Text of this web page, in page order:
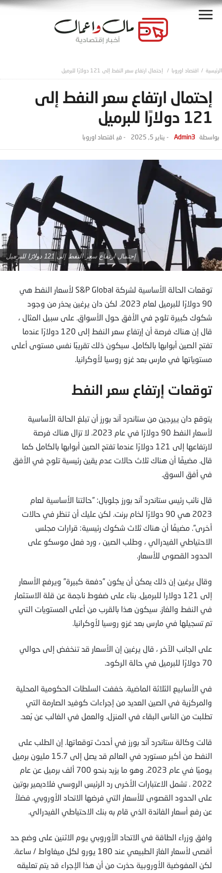
اقتصاد اوروبا إحتمال ارتفاع سعر النفط إلى 121 دولارًا للبرميل
إحتمال ارتفاع سعر النفط إلى
121 دولارًا للبرميل
Admin3
- يناير 5, 2025 - ‎في اقتصاد اوروبا
إحتمال ارتفاع سعر النفط إلى 121 دولارًا للبرميل
توقعات الحالة الأساسية لشركة S&P Global لأسعار النفط هي
90 دولارًا للبرميل لعام 2023. لكن دان يرغين يحذر من وجود
شكوك كبيرة تلوح في الأفق حول الأسواق. على سبيل المثال ،
قال إن هناك فرصة أن إرتفاع سعر النفط إلى 120 دولارًا عندما
تفتح الصين أبوابها بالكامل. سيكون ذلك تقريبًا نفس مستوى أعلى
مستوياتها في مارس بعد غزو روسيا لأوكرانيا.
توقعات إرتفاع سعر النفط
يتوقع دان ييرجين من ستاندرد آند بورز أن تبلغ الحالة الأساسية
لأسعار النفط 90 دولارًا في عام 2023. لا تزال هناك فرصة
لارتفاعها إلى 121 دولارًا عندما تفتح الصين أبوابها بالكامل كما
قال. مضيفًا أن هناك ثلاث حالات عدم يقين رئيسية تلوح في الأفق
في أفق السوق.
قال نائب رئيس ستاندرد آند بورز جلوبال: ”حالتنا الأساسية لعام
2023 هي 90 دولارًا لخام برنت. لكن عليك أن تنظر في حالات
أخرى”. مضيفًا أن هناك ثلاث شكوك رئيسية: قرارات مجلس
الاحتياطي الفيدرالي ، وطلب الصين ، ورد فعل موسكو على
الحدود القصوى للأسعار.
وقال يرغين إن ذلك يمكن أن يكون ”دفعة كبيرة” ويرفع الأسعار
إلى 121 دولارا للبرميل. بناء على ضغوط ناجمة عن قلة الاستثمار
في النفط والغاز. سيكون هذا بالقرب من أعلى المستويات التي
تم تسجيلها في مارس بعد غزو روسيا لأوكرانيا.
على الجانب الآخر ، قال يرغين إن الأسعار قد تنخفض إلى حوالي
70 دولارًا للبرميل في حالة الركود.
في الأسابيع الثلاثة الماضية. خففت السلطات الحكومية المحلية
والمركزية في الصين العديد من إجراءات كوفيد الصارمة التي
تطلبت من الناس البقاء في المنزل. والعمل في الغالب عن بُعد.
قالت وكالة ستاندرد آند بورز في أحدث توقعاتها. إن الطلب على
النفط من أكبر مستورد في العالم قد يصل إلى 15.7 مليون برميل
يوميًا في عام 2023. وهو ما يزيد بنحو 700 ألف برميل عن عام
2022 . تشمل الاعتبارات الأخرى رد الرئيس الروسي فلاديمير بوتين
على الحدود القصوى للأسعار التي فرضها الاتحاد الأوروبي. فضلاً
عن رفع أسعار الفائدة الذي قام به بنك الاحتياطي الفيدرالي.
وافق وزراء الطاقة في الاتحاد الأوروبي يوم الاثنين على وضع حد
أقصى لأسعار الغاز الطبيعي عند 180 يورو لكل ميغاواط / ساعة.
لكن المفوضية الأوروبية حذرت من أن هذا الإجراء قد يتم تعليقه